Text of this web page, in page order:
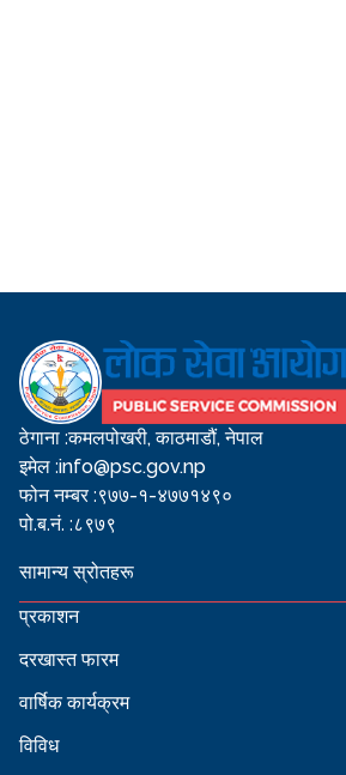
ठेगाना :कमलपोखरी, काठमाडौं, नेपाल
इमेल :info@psc.gov.np
फोन नम्बर :९७७-१-४७७१४९०
पो.ब.नं. :८९७९
सामान्य स्रोतहरू
प्रकाशन
दरखास्त फारम
वार्षिक कार्यक्रम
विविध